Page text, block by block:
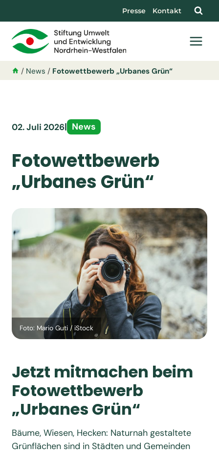
Presse Kontakt
/ News / Fotowettbewerb „Urbanes Grün“
02. Juli 2026| News
Fotowettbewerb
„Urbanes Grün“
Foto: Mario Guti / iStock
Jetzt mitmachen beim
Fotowettbewerb
„Urbanes Grün“
Bäume, Wiesen, Hecken: Naturnah gestaltete
Grünflächen sind in Städten und Gemeinden